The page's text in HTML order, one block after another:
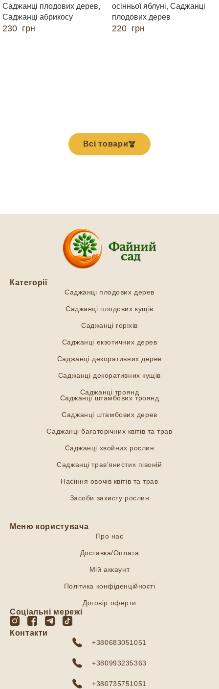
Саджанці плодових дерев,
Саджанці абрикосу
230 грн
осінньої яблуні, Саджанці
плодових дерев
220 грн
Всі товари
Категорії
Саджанці плодових дерев
Саджанці плодових кущів
Саджанці горіхів
Саджанці екзотичних дерев
Саджанці декоративних дерев
Саджанці декоративних кущів
Саджанці троянд
Саджанці штамбових троянд
Саджанці штамбових дерев
Саджанці багаторічних квітів та трав
Саджанці хвойних рослин
Саджанці трав’янистих півоній
Насіння овочів квітів та трав
Засоби захисту рослин
Меню користувача
Про нас
Доставка/Оплата
Мій аккаунт
Політика конфіденційності
Договір оферти
Соціальні мережі
Контакти
+380683051051
+380993235363
+380735751051